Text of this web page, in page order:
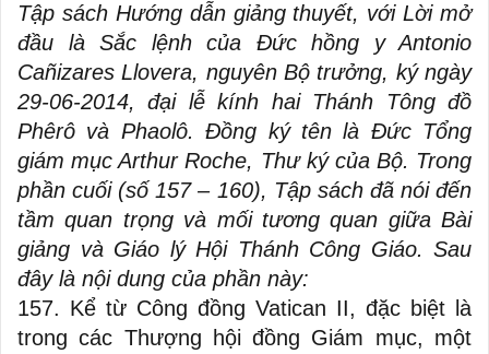
Tập sách Hướng dẫn giảng thuyết, với Lời mở
đầu là Sắc lệnh của Đức hồng y Antonio
Cañizares Llovera, nguyên Bộ trưởng, ký ngày
29-06-2014, đại lễ kính hai Thánh Tông đồ
Phêrô và Phaolô. Đồng ký tên là Đức Tổng
giám mục Arthur Roche, Thư ký của Bộ. Trong
phần cuối (số 157 – 160), Tập sách đã nói đến
tầm quan trọng và mối tương quan giữa Bài
giảng và Giáo lý Hội Thánh Công Giáo. Sau
đây là nội dung của phần này:
157. Kể từ Công đồng Vatican II, đặc biệt là
trong các Thượng hội đồng Giám mục, một